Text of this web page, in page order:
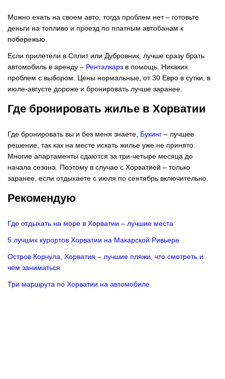
Можно ехать на своем авто, тогда проблем нет – готовьте
деньги на топливо и проезд по платным автобанам к
побережью.
Если прилетели в Сплит или Дубровник, лучше сразу брать
автомобиль в аренду – Ренталкарз в помощь. Никаких
проблем с выбором. Цены нормальные, от 30 Евро в сутки, в
июле-августе дороже и бронировать лучше заранее.
Где бронировать жилье в Хорватии
Где бронировать вы и без меня знаете, Букинг – лучшее
решение, так как на месте искать жилье уже не принято.
Многие апартаменты сдаются за три-четыре месяца до
начала сезона. Поэтому в случае с Хорватией – только
заранее, если отдыхаете с июля по сентябрь включительно.
Рекомендую
Где отдыхать на море в Хорватии – лучшие места
5 лучших курортов Хорватии на Макарской Ривьере
Остров Корчула, Хорватия – лучшие пляжи, что смотреть и
чем заниматься
Три маршрута по Хорватии на автомобиле